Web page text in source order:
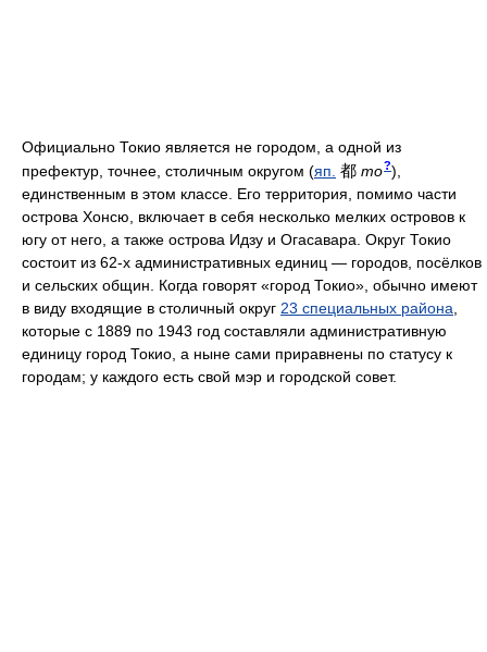
Официально Токио является не городом, а одной из
префектур, точнее, столичным округом (яп. 都 то?)
единственным в этом классе. Его территория, помимо части
острова Хонсю, включает в себя несколько мелких островов к
югу от него, а также острова Идзу и Огасавара. Округ Токио
состоит из 62-х административных единиц — городов, посёлков
и сельских общин. Когда говорят «город Токио», обычно имеют
в виду входящие в столичный округ 23 специальных района
которые с 1889 по 1943 год составляли административную
единицу город Токио, а ныне сами приравнены по статусу к
городам; у каждого есть свой мэр и городской совет.